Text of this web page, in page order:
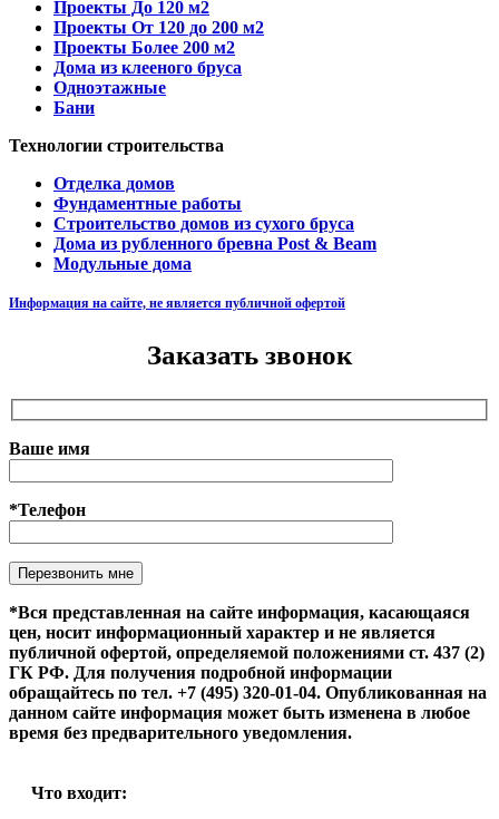
Проекты До 120 м2
Проекты От 120 до 200 м2
Проекты Более 200 м2
Дома из клееного бруса
Одноэтажные
Бани
Технологии строительства
Отделка домов
Фундаментные работы
Строительство домов из сухого бруса
Дома из рубленного бревна Post & Beam
Модульные дома
Информация на сайте, не является публичной офертой
Заказать звонок
Ваше имя
*Телефон
Оставьте это поле пустым.
*Вся представленная на сайте информация, касающаяся
цен, носит информационный характер и не является
публичной офертой, определяемой положениями ст. 437 (2)
ГК РФ. Для получения подробной информации
обращайтесь по тел. +7 (495) 320-01-04. Опубликованная на
данном сайте информация может быть изменена в любое
время без предварительного уведомления.
Что входит: